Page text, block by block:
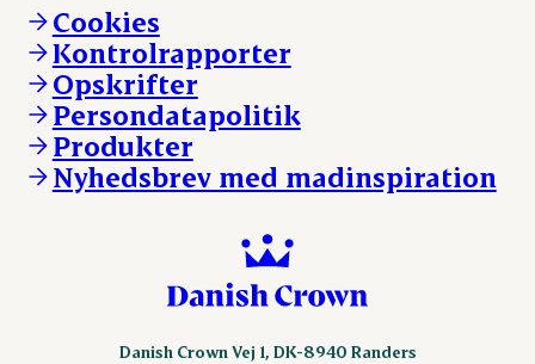
Vores resultater
Vores lokationer
Kontakt
Andelsejere - kreatur
Danishcrownprofessional.com
DAT-Schaub.com
ESS-FOOD.com
Fonden Dansk Gastronomi
KLS.se
nordicspoor.com
Scanhide.dk
Cookies
Kontrolrapporter
Opskrifter
Persondatapolitik
Produkter
Nyhedsbrev med madinspiration
Danish Crown Vej 1, DK-8940 Randers